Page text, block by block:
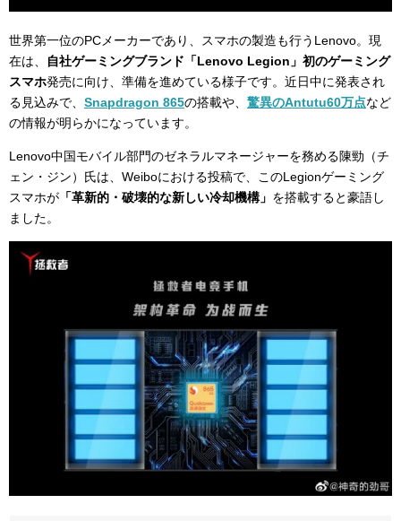
世界第一位のPCメーカーであり、スマホの製造も行うLenovo。現
在は、
自社ゲーミングブランド「Lenovo Legion」初のゲーミング
スマホ発売に向け、準備を進めている様子です。近日中に発表され
る見込みで、 Snapdragon 865の搭載や、 驚異のAntutu60万点など
の情報が明らかになっています。
Lenovo中国モバイル部門のゼネラルマネージャーを務める陳勁（チ
ェン・ジン）氏は、Weiboにおける投稿で、このLegionゲーミング
スマホが 「革新的・破壊的な新しい冷却機構」 を搭載すると豪語し
ました。